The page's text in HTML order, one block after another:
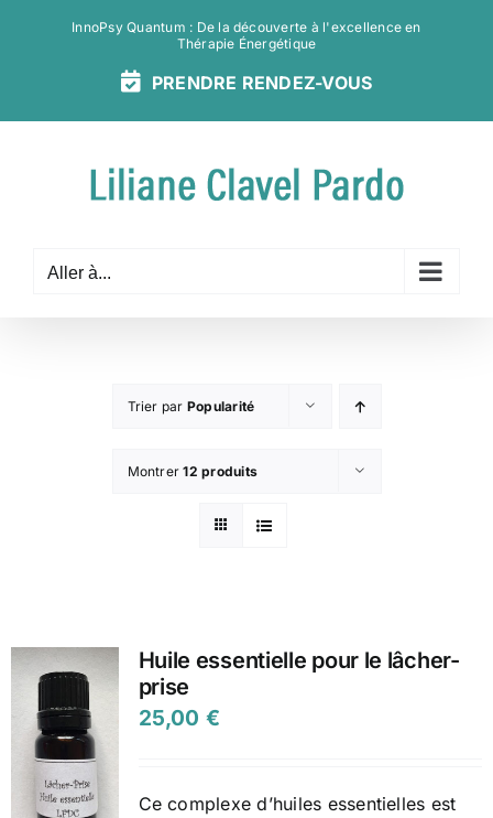
InnoPsy Quantum : De la découverte à l'excellence en
Thérapie Énergétique
PRENDRE
VOUS
Aller à...
Trier par Popularité
Montrer12 produits
Huile essentielle pour le lâcher-
prise
25,00 €
Ce complexe d’huiles essentielles est